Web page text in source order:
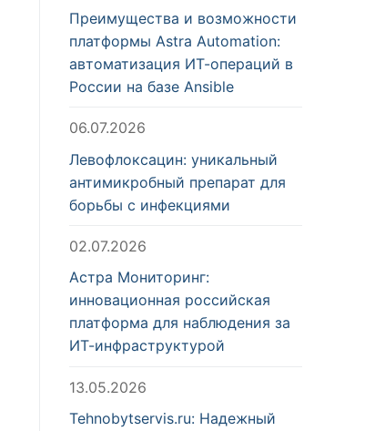
Преимущества и возможности
платформы Astra Automation:
автоматизация ИТ-операций в
России на базе Ansible
06.07.2026
Левофлоксацин: уникальный
антимикробный препарат для
борьбы с инфекциями
02.07.2026
Астра Мониторинг:
инновационная российская
платформа для наблюдения за
ИТ-инфраструктурой
13.05.2026
Tehnobytservis.ru: Надежный